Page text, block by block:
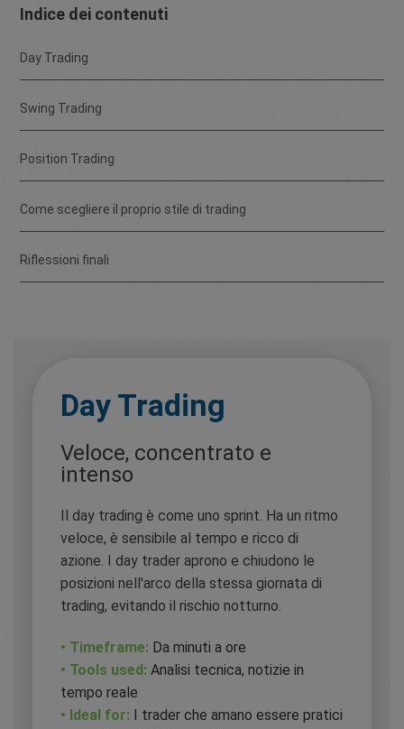
Day Trading
Veloce, concentrato e
intenso
Il day trading è come uno sprint. Ha un ritmo
veloce, è sensibile al tempo e ricco di
azione. I day trader aprono e chiudono le
posizioni nell'arco della stessa giornata di
trading, evitando il rischio notturno.
• Timeframe: Da minuti a ore
• Tools used: Analisi tecnica, notizie in
tempo reale
• Ideal for: I trader che amano essere pratici
Indice dei contenuti
Day Trading
Swing Trading
Position Trading
Come scegliere il proprio stile di trading
Riflessioni finali